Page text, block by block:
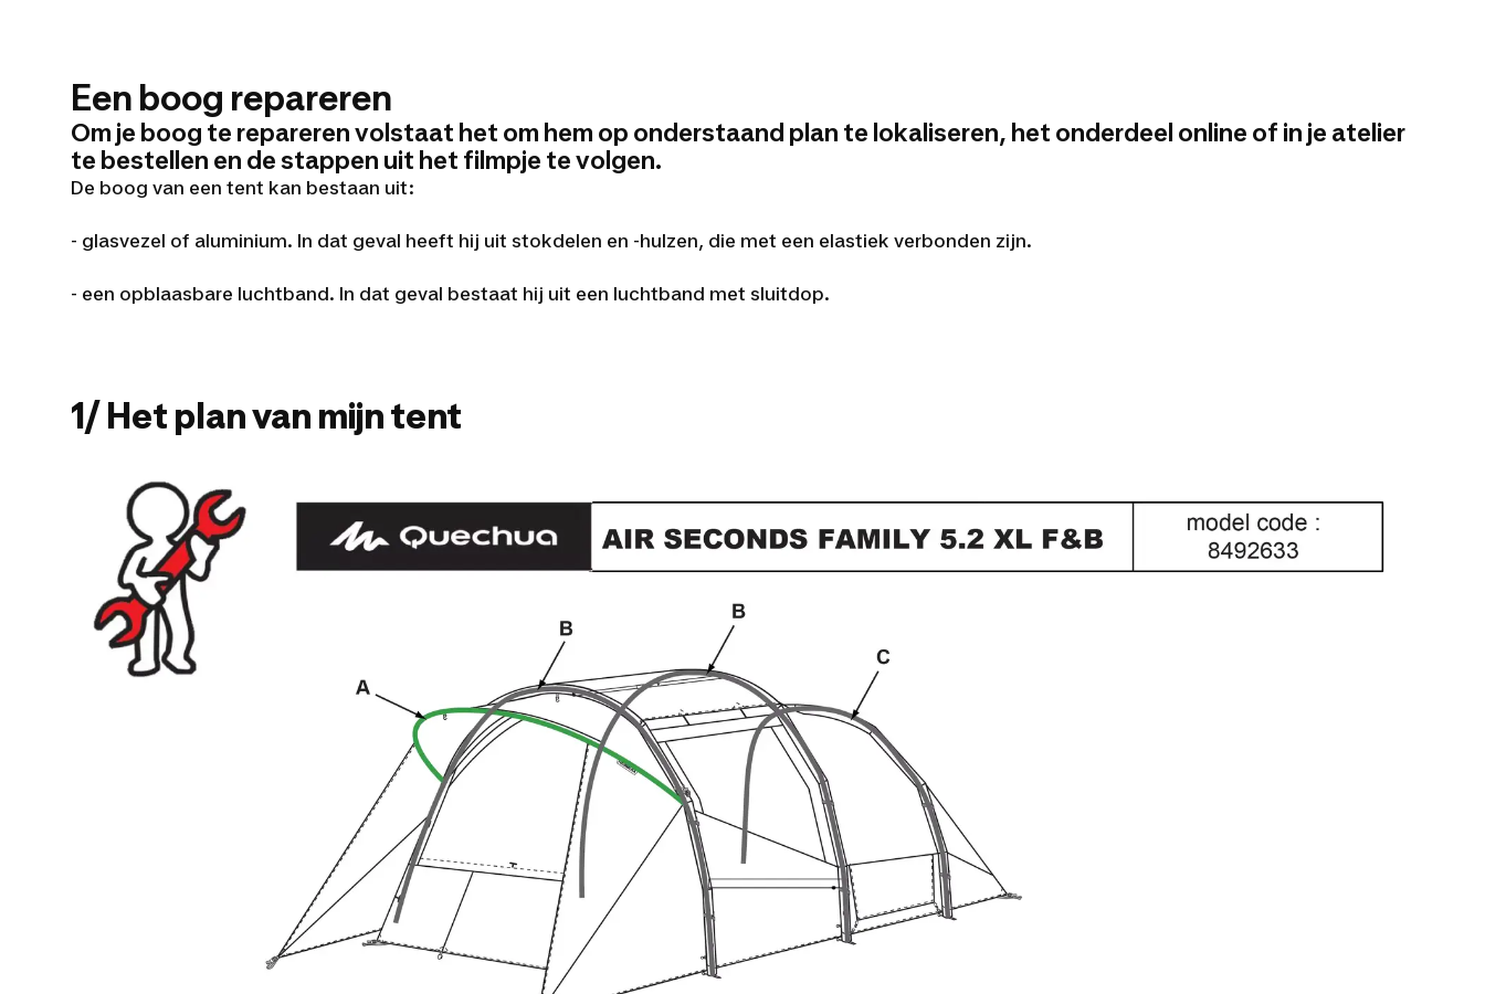
Een boog repareren
Om je boog te repareren volstaat het om hem op onderstaand plan te lokaliseren, het onderdeel online of in je atelier
te bestellen en de stappen uit het filmpje te volgen.
De boog van een tent kan bestaan uit:
- glasvezel of aluminium. In dat geval heeft hij uit stokdelen en -hulzen, die met een elastiek verbonden zijn.
- een opblaasbare luchtband. In dat geval bestaat hij uit een luchtband met sluitdop.
1/ Het plan van mijn tent